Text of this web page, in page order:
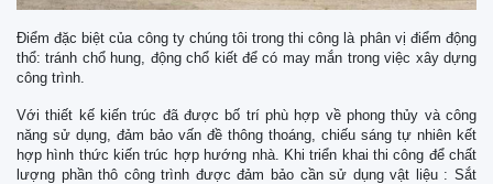
Điểm đặc biệt của công ty chúng tôi trong thi công là phân vị điểm động
thổ: tránh chổ hung, động chổ kiết để có may mắn trong việc xây dựng
công trình.
Với thiết kế kiến trúc đã được bố trí phù hợp về phong thủy và công
năng sử dụng, đảm bảo vấn đề thông thoáng, chiếu sáng tự nhiên kết
hợp hình thức kiến trúc hợp hướng nhà. Khi triển khai thi công để chất
lượng phần thô công trình được đảm bảo cần sử dụng vật liệu : Sắt